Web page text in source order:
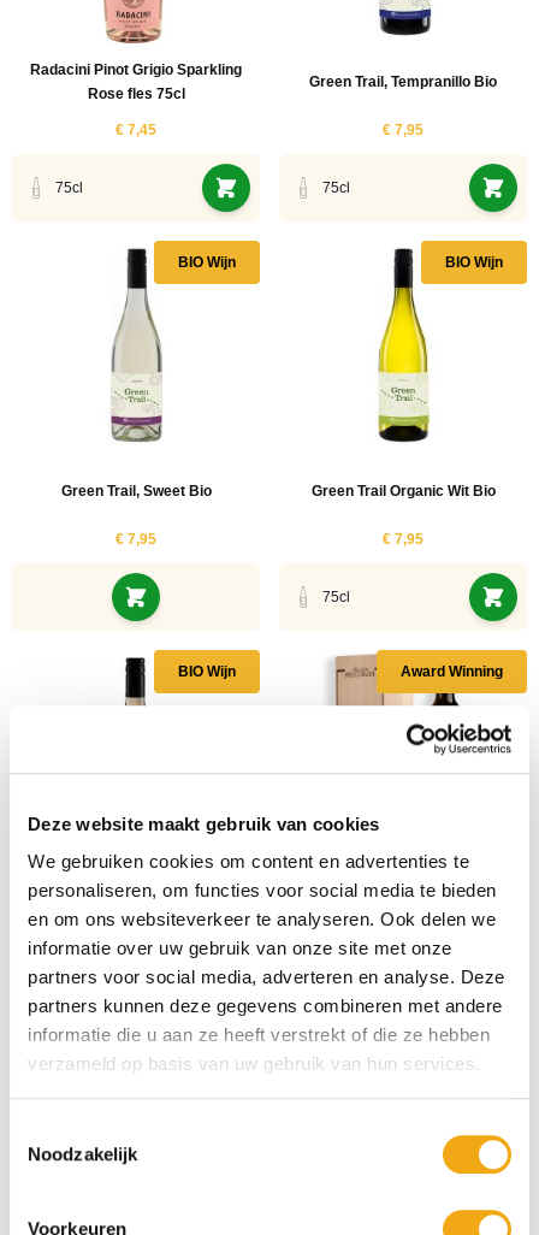
Deze website maakt gebruik van cookies
We gebruiken cookies om content en advertenties te
personaliseren, om functies voor social media te bieden
en om ons websiteverkeer te analyseren. Ook delen we
informatie over uw gebruik van onze site met onze
partners voor social media, adverteren en analyse. Deze
partners kunnen deze gegevens combineren met andere
informatie die u aan ze heeft verstrekt of die ze hebben
verzameld op basis van uw gebruik van hun services.
Noodzakelijk
Voorkeuren
Radacini Pinot Grigio Sparkling
Rose fles 75cl
€ 7,45
75cl
Green Trail, Tempranillo Bio
€ 7,95
75cl
BIO Wijn
Green Trail, Sweet Bio
€ 7,95
BIO Wijn
Green Trail Organic Wit Bio
€ 7,95
75cl
BIO Wijn
Green Trail Organic Rose Bio
€ 7,95
75cl
Award Winning
Frescobaldi, Nipozzano Riserva
Chianti Magnum
€ 58,95